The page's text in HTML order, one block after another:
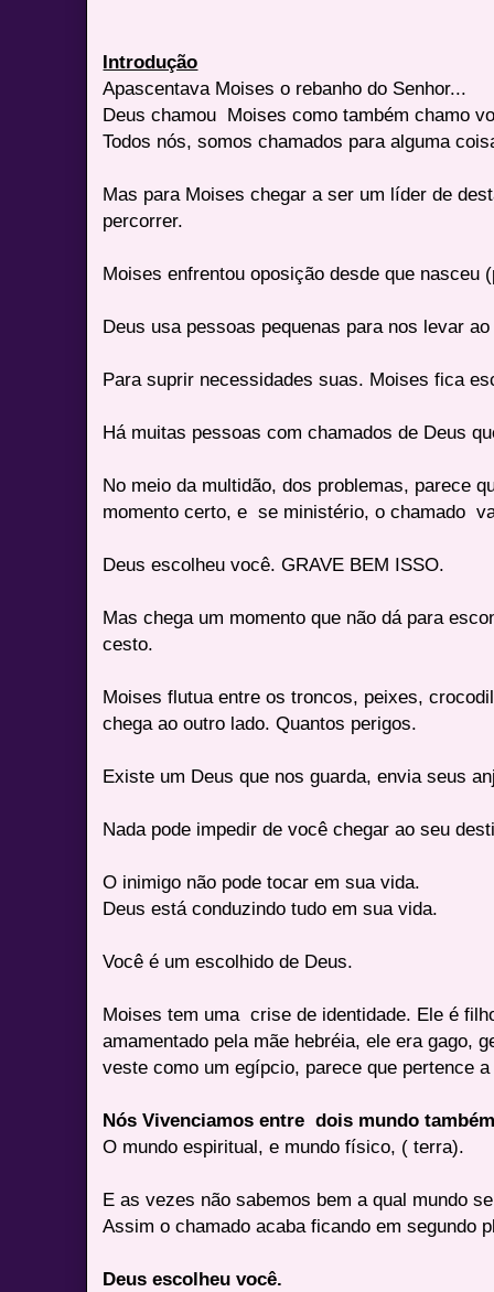
Introdução
Apascentava Moises o rebanho do Senhor...
Deus chamou Moises como também chamo
Todos nós, somos chamados para alguma
Mas para Moises chegar a ser um líder de
percorrer.
Moises enfrentou oposição desde que nasceu
Deus usa pessoas pequenas para nos levar
Para suprir necessidades suas. Moises fica
Há muitas pessoas com chamados de Deus
No meio da multidão, dos problemas, parece
momento certo, e se ministério, o chamado
Deus escolheu você. GRAVE BEM ISSO.
Mas chega um momento que não dá para
cesto.
Moises flutua entre os troncos, peixes,
chega ao outro lado. Quantos perigos.
Existe um Deus que nos guarda, envia seus
Nada pode impedir de você chegar ao seu
O inimigo não pode tocar em sua vida.
Deus está conduzindo tudo em sua vida.
Você é um escolhido de Deus.
Moises tem uma crise de identidade. Ele é
amamentado pela mãe hebréia, ele era gago,
veste como um egípcio, parece que pertence
Nós Vivenciamos entre dois mundo
O mundo espiritual, e mundo físico, ( terra).
E as vezes não sabemos bem a qual mundo
Assim o chamado acaba ficando em segundo
Deus escolheu você.